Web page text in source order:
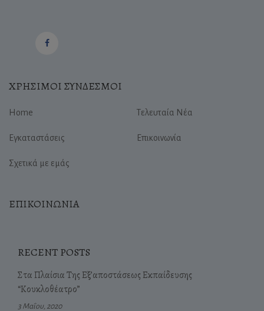
ΧΡΗΣΙΜΟΙ ΣΥΝΔΕΣΜΟΙ
Home
Εγκαταστάσεις
Σχετικά με εμάς
Τελευταία Νέα
Επικοινωνία
ΕΠΙΚΟΙΝΩΝΙΑ
RECENT POSTS
Στα Πλαίσια Της Εξ’αποστάσεως Εκπαίδευσης
“Κουκλοθέατρο”
3 Μαΐου, 2020